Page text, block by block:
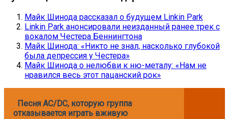
Майк Шинода рассказал о будущем Linkin Park
Linkin Park анонсировали неизданный ранее трек с
вокалом Честера Беннингтона
Майк Шинода: «Никто не знал, насколько глубокой
была депрессия у Честера»
Майк Шинода о нелюбви к ню-металу: «Нам не
нравился весь этот пацанский рок»
Песня AC/DC, которую группа
отказывается играть вживую